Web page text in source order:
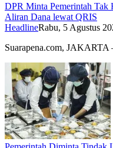
DPR Minta Pemerintah Tak
Aliran Dana lewat QRIS
HeadlineRabu, 5 Agustus
Suarapena.com,